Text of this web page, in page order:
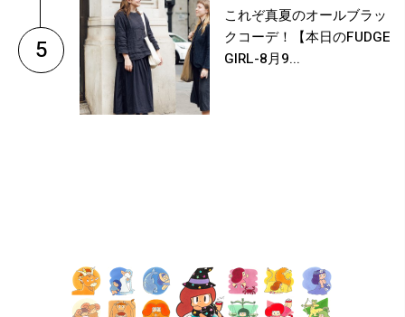
5
これぞ真夏のオールブラッ
クコーデ！【本日のFUDGE
GIRL-8月9...